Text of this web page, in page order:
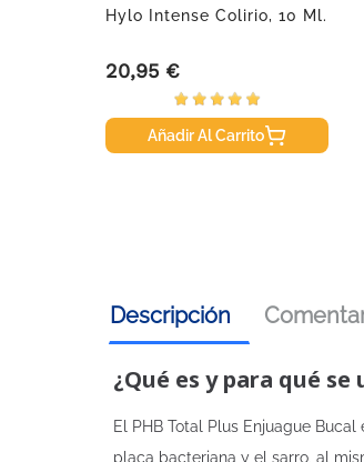
Hylo Intense Colirio, 10 Ml.
Precio
20,95 €
Añadir Al Carrito
Descripción
¿Qué es y para qué
El PHB Total Plus Enjuague
placa bacteriana y el sarro, al